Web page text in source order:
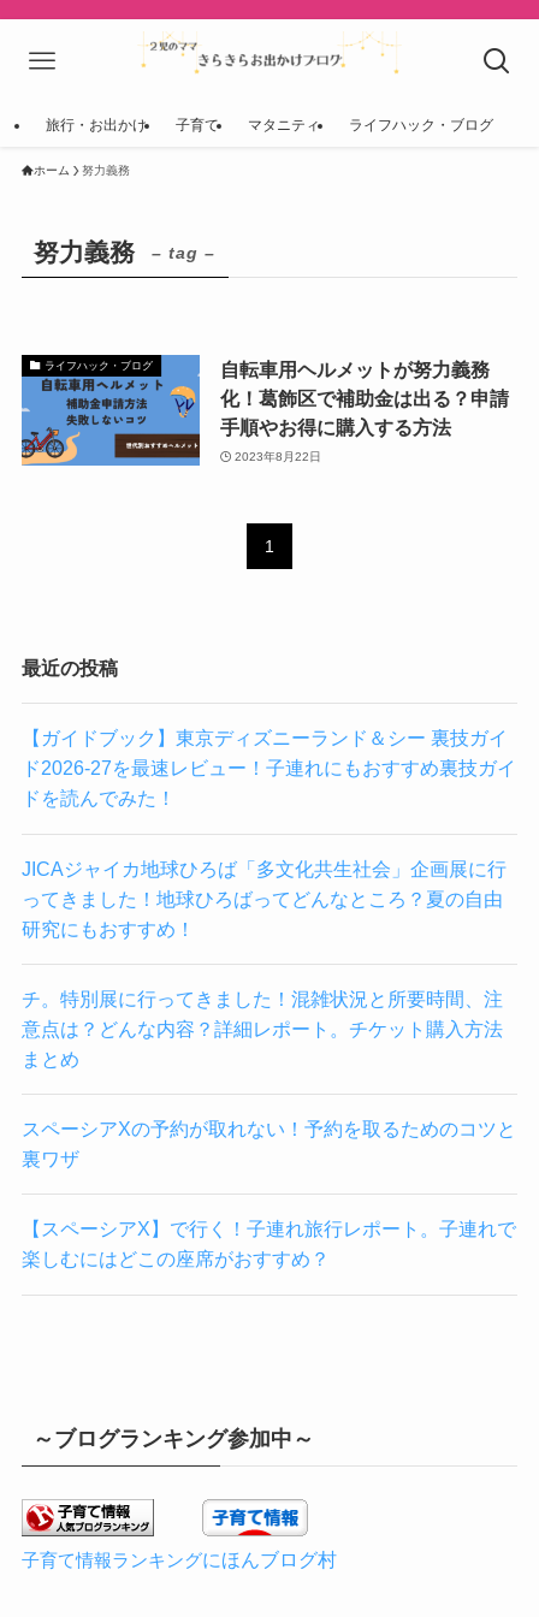
旅行・お出かけ 子育て マタニティ ライフハック・ブログ
ホーム 努力義務
努力義務 – tag –
ライフハック・ブログ
自転車用ヘルメットが努力義務
化！葛飾区で補助金は出る？申請
手順やお得に購入する方法
2023年8月22日
1
最近の投稿
【ガイドブック】東京ディズニーランド＆シー 裏技ガイ
ド2026-27を最速レビュー！子連れにもおすすめ裏技ガイ
ドを読んでみた！
JICAジャイカ地球ひろば「多文化共生社会」企画展に行
ってきました！地球ひろばってどんなところ？夏の自由
研究にもおすすめ！
チ。特別展に行ってきました！混雑状況と所要時間、注
意点は？どんな内容？詳細レポート。チケット購入方法
まとめ
スペーシアXの予約が取れない！予約を取るためのコツと
裏ワザ
【スペーシアX】で行く！子連れ旅行レポート。子連れで
楽しむにはどこの座席がおすすめ？
～ブログランキング参加中～
子育て情報ランキングにほんブログ村